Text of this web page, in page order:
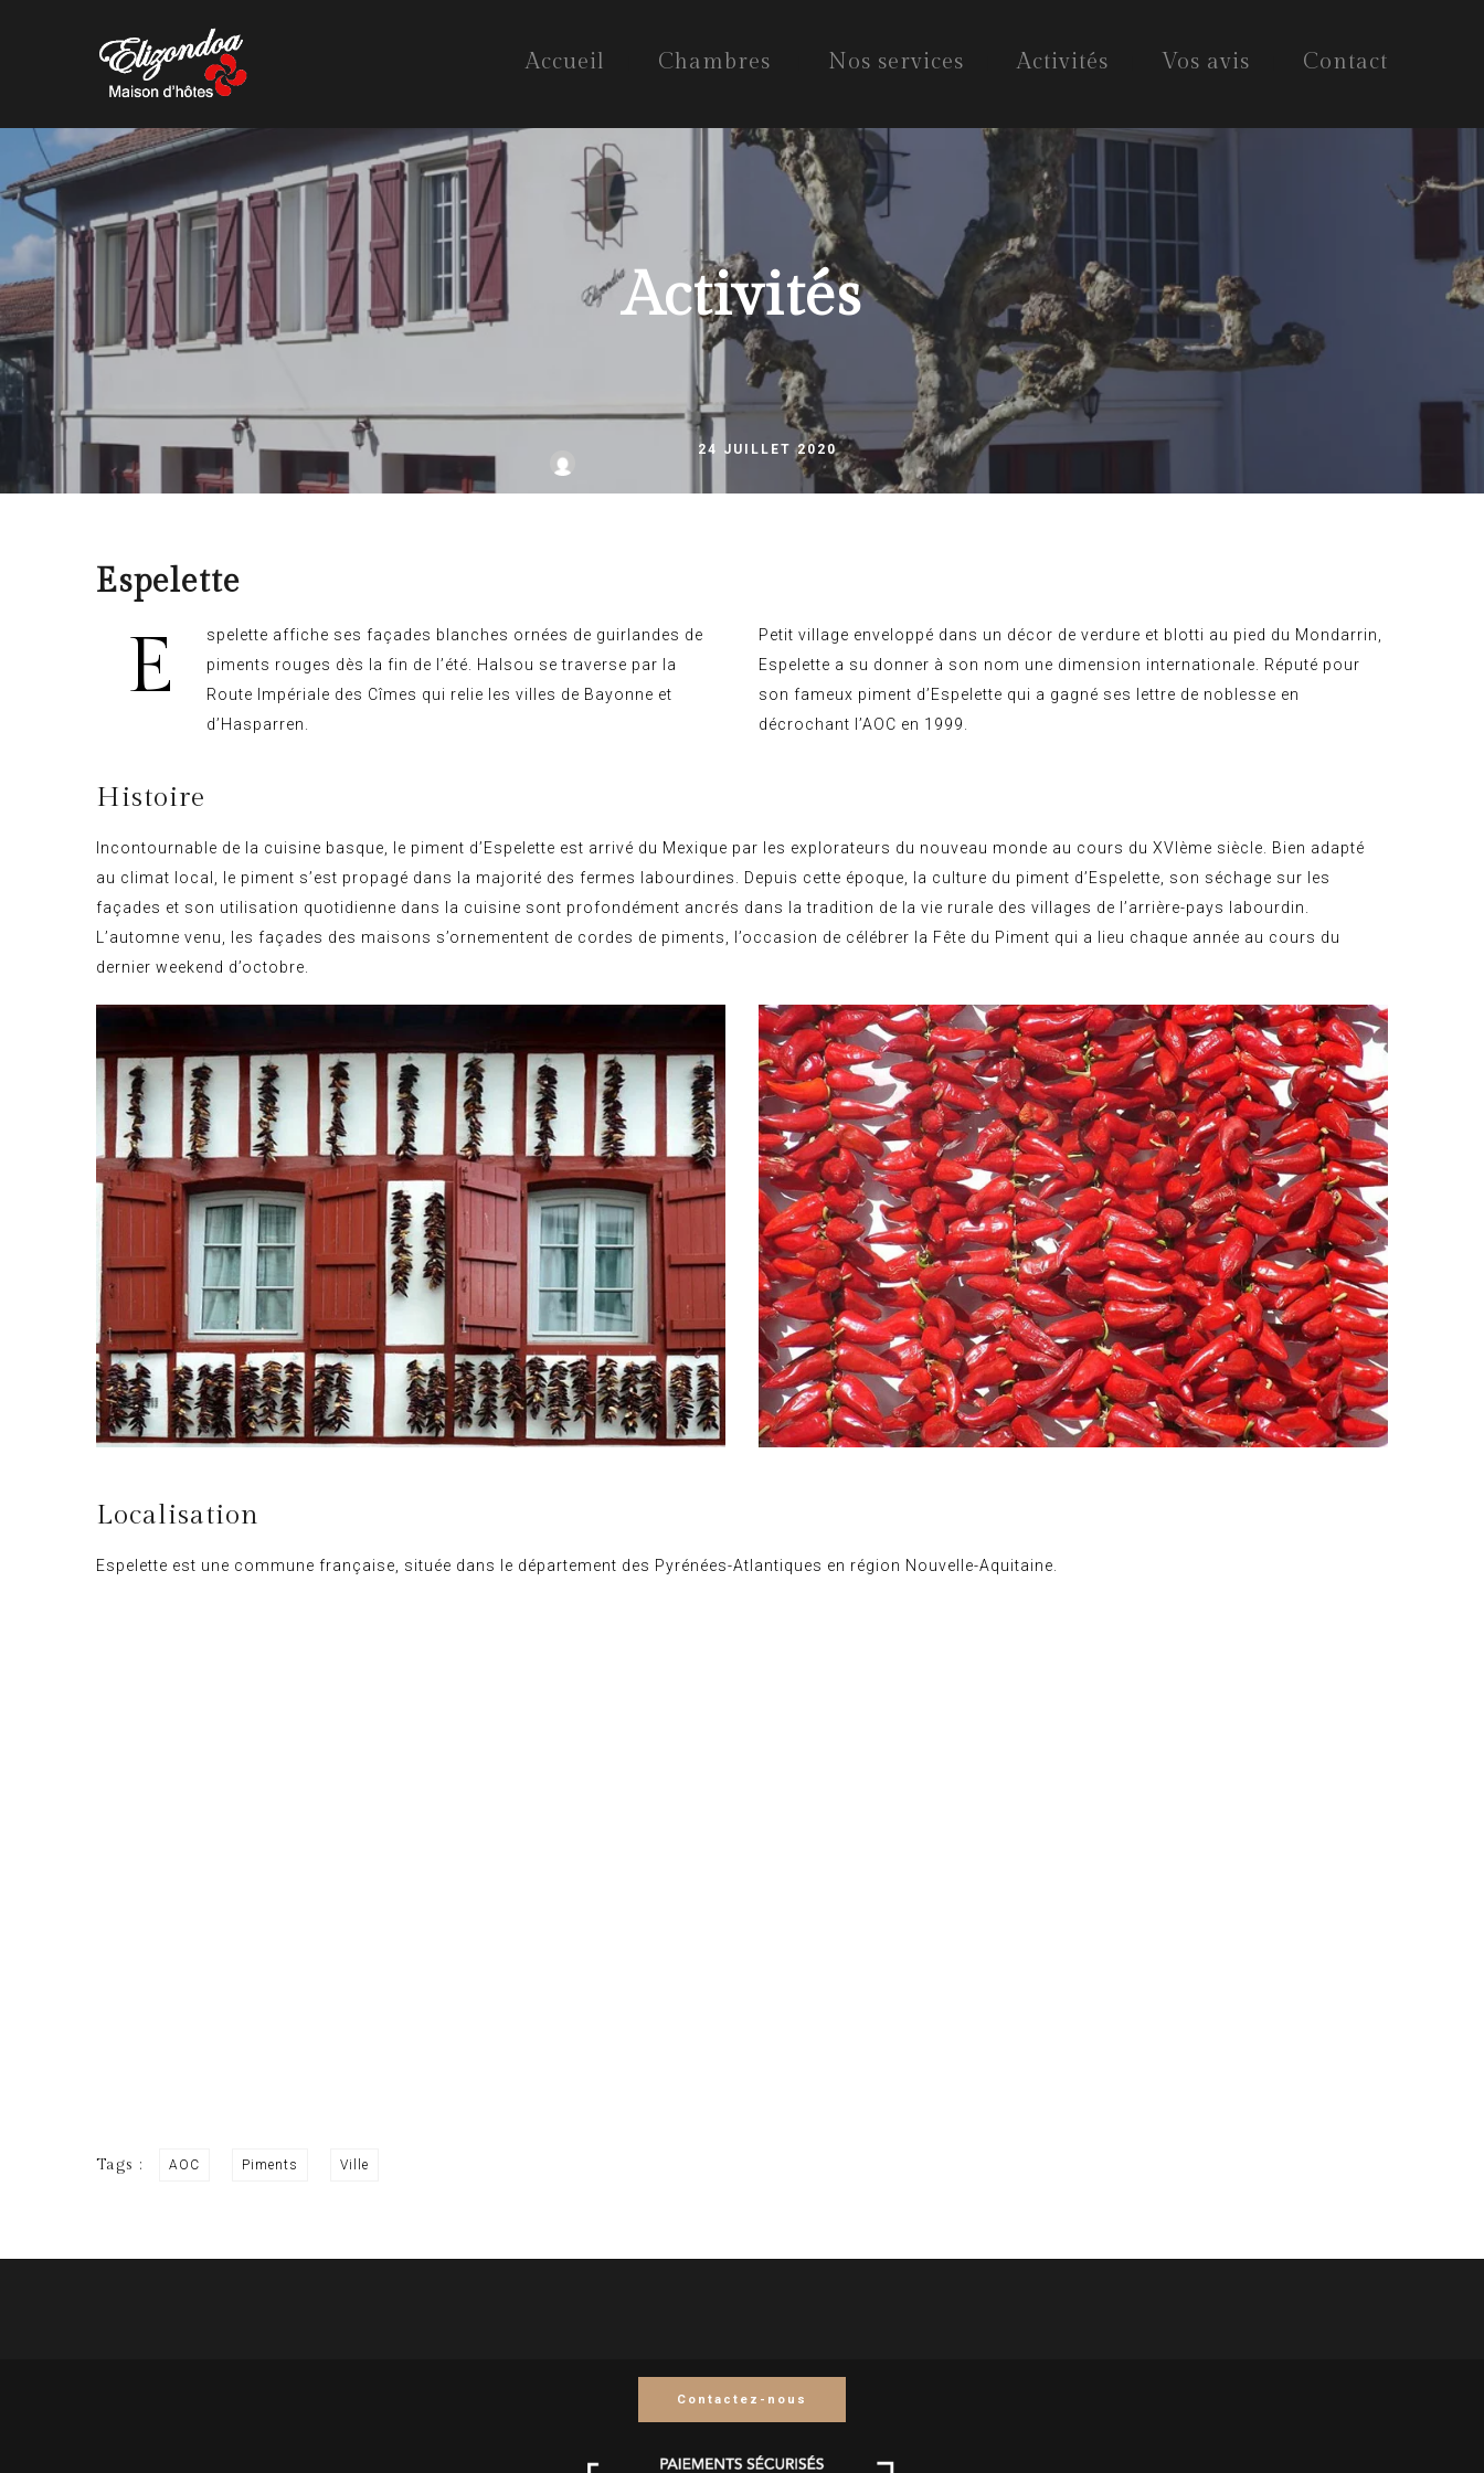
Accueil Chambres Nos services Activités Vos avis Contact
Activités
24 JUILLET 2020
Espelette
E
spelette affiche ses façades blanches ornées de guirlandes de
piments rouges dès la fin de l’été. Halsou se traverse par la
Route Impériale des Cîmes qui relie les villes de Bayonne et
d’Hasparren.
Petit village enveloppé dans un décor de verdure et blotti au pied du Mondarrin,
Espelette a su donner à son nom une dimension internationale. Réputé pour
son fameux piment d’Espelette qui a gagné ses lettre de noblesse en
décrochant l’AOC en 1999.
Histoire
Incontournable de la cuisine basque, le piment d’Espelette est arrivé du Mexique par les explorateurs du nouveau monde au cours du XVIème siècle. Bien adapté
au climat local, le piment s’est propagé dans la majorité des fermes labourdines. Depuis cette époque, la culture du piment d’Espelette, son séchage sur les
façades et son utilisation quotidienne dans la cuisine sont profondément ancrés dans la tradition de la vie rurale des villages de l’arrière-pays labourdin.
L’automne venu, les façades des maisons s’ornementent de cordes de piments, l’occasion de célébrer la Fête du Piment qui a lieu chaque année au cours du
dernier weekend d’octobre.
Localisation
Espelette est une commune française, située dans le département des Pyrénées-Atlantiques en région Nouvelle-Aquitaine.
Tags : AOC Piments Ville
Contactez-nous